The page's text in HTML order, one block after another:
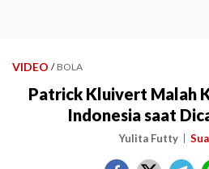
VIDEO / BOLA
Patrick Kluivert Malah
Indonesia saat
Yulita Futty